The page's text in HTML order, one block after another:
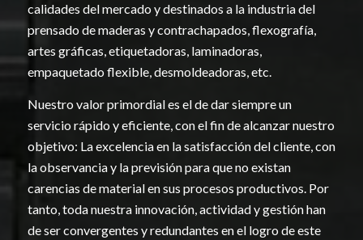
calidades del mercado y destinados a la industria del
prensado de maderas y contrachapados, flexografía,
artes gráficas, etiquetadoras, laminadoras,
empaquetado flexible, desmoldeadoras, etc.
Nuestro valor primordial es el de dar siempre un
servicio rápido y eficiente, con el fin de alcanzar nuestro
objetivo: La excelencia en la satisfacción del cliente, con
la observancia y la previsión para que no existan
carencias de material en sus procesos productivos. Por
tanto, toda nuestra innovación, actividad y gestión han
de ser convergentes y redundantes en el logro de este